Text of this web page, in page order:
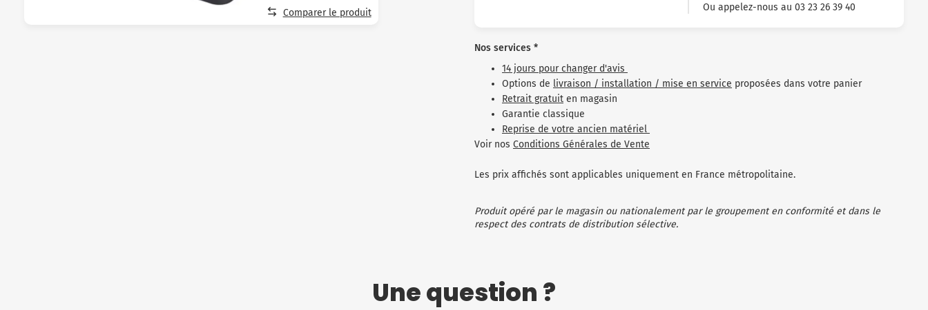
Comparer le produit Ou appelez-nous au 03 23 26 39 40
Nos services *
14 jours pour changer d'avis
Options de livraison / installation / mise en service proposées dans votre panier
Retrait gratuit en magasin
Garantie classique
Reprise de votre ancien matériel
Voir nos Conditions Générales de Vente
Les prix affichés sont applicables uniquement en France métropolitaine.
Produit opéré par le magasin ou nationalement par le groupement en conformité et dans le
respect des contrats de distribution sélective.
Une question ?